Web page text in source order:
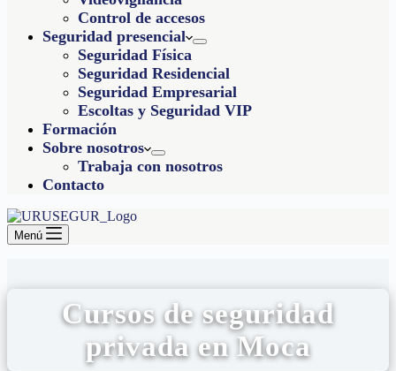
Control de accesos
Seguridad presencial
Seguridad Física
Seguridad Residencial
Seguridad Empresarial
Escoltas y Seguridad VIP
Formación
Sobre nosotros
Trabaja con nosotros
Contacto
Menú
Cursos de seguridad
privada en Moca